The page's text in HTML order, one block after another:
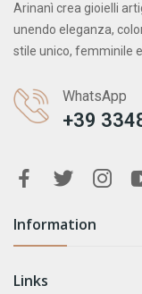
Arinanì crea gioielli
unendo eleganza,
stile unico, femminile
WhatsApp
+39
Information
Links